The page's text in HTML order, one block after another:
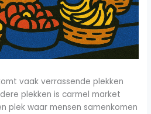
vaak verrassende plekken
plekken is carmel market
plek waar mensen samenkomen